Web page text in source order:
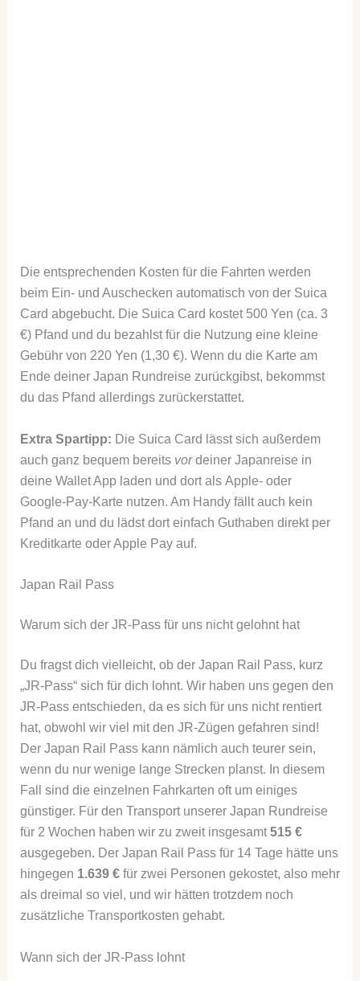
Die entsprechenden Kosten für die Fahrten werden
beim Ein- und Auschecken automatisch von der Suica
Card abgebucht. Die Suica Card kostet 500 Yen (ca. 3
€) Pfand und du bezahlst für die Nutzung eine kleine
Gebühr von 220 Yen (1,30 €). Wenn du die Karte am
Ende deiner Japan Rundreise zurückgibst, bekommst
du das Pfand allerdings zurückerstattet.
Extra Spartipp: Die Suica Card lässt sich außerdem
auch ganz bequem bereits vordeiner Japanreise in
deine Wallet App laden und dort als Apple- oder
Google-Pay-Karte nutzen. Am Handy fällt auch kein
Pfand an und du lädst dort einfach Guthaben direkt per
Kreditkarte oder Apple Pay auf.
Japan Rail Pass
Warum sich der JR-Pass für uns nicht gelohnt hat
Du fragst dich vielleicht, ob der Japan Rail Pass, kurz
„JR-Pass“ sich für dich lohnt. Wir haben uns gegen den
JR-Pass entschieden, da es sich für uns nicht rentiert
hat, obwohl wir viel mit den JR-Zügen gefahren sind!
Der Japan Rail Pass kann nämlich auch teurer sein,
wenn du nur wenige lange Strecken planst. In diesem
Fall sind die einzelnen Fahrkarten oft um einiges
günstiger. Für den Transport unserer Japan Rundreise
für 2 Wochen haben wir zu zweit insgesamt515 €
ausgegeben. Der Japan Rail Pass für 14 Tage hätte uns
hingegen 1.639 €für zwei Personen gekostet, also mehr
als dreimal so viel, und wir hätten trotzdem noch
zusätzliche Transportkosten gehabt.
Wann sich der JR-Pass lohnt